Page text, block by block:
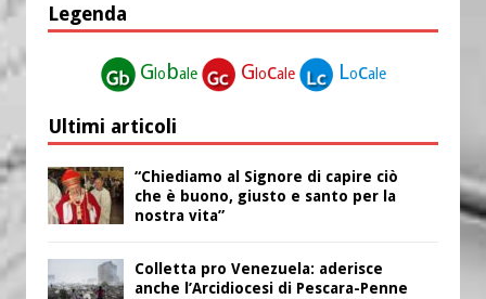
Legenda
G lobale G locale Locale
Ultimi articoli
“Chiediamo al Signore di capire ciò
che è buono, giusto e santo per la
nostra vita”
Colletta pro Venezuela: aderisce
anche l’Arcidiocesi di Pescara-Penne